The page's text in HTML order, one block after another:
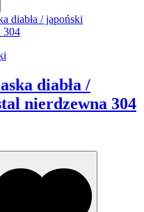
diabła /
nierdzewna 304